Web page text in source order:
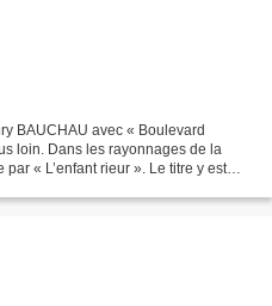
BAUCHAU avec « Boulevard
loin. Dans les rayonnages de la
« L’enfant rieur ». Le titre y est